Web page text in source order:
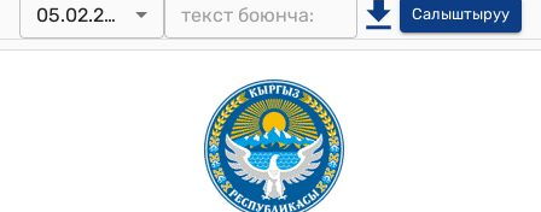
05.02.2025 Салыштыруу